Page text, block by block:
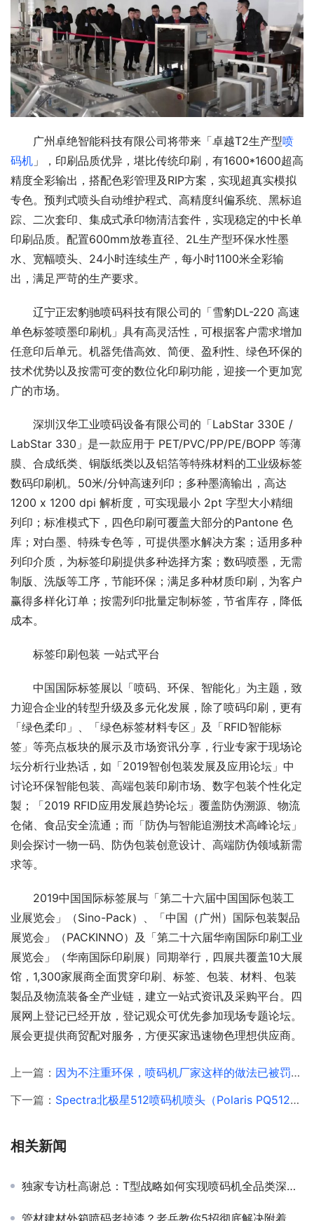
广州卓绝智能科技有限公司将带来「卓越T2生产型喷
码机 」，印刷品质优异，堪比传统印刷，有1600*1600超高
精度全彩输出，搭配色彩管理及RIP方案，实现超真实模拟
专色。预判式喷头自动维护程式、高精度纠偏系统、黑标追
踪、二次套印、集成式承印物清洁套件，实现稳定的中长单
印刷品质。配置600mm放卷直径、2L生产型环保水性墨
水、宽幅喷头、24小时连续生产，每小时1100米全彩输
出，满足严苛的生产要求。
辽宁正宏豹驰喷码科技有限公司的「雪豹DL-220 高速
单色标签喷墨印刷机」具有高灵活性，可根据客户需求增加
任意印后单元。机器凭借高效、简便、盈利性、绿色环保的
技术优势以及按需可变的数位化印刷功能，迎接一个更加宽
广的市场。
深圳汉华工业喷码设备有限公司的「LabStar 330E /
LabStar 330」是一款应用于 PET/PVC/PP/PE/BOPP 等薄
膜、合成纸类、铜版纸类以及铝箔等特殊材料的工业级标签
数码印刷机。50米/分钟高速列印；多种墨滴输出，高达
1200 x 1200 dpi 解析度，可实现最小 2pt 字型大小精细
列印；标准模式下，四色印刷可覆盖大部分的Pantone 色
库；对白墨、特殊专色等，可提供墨水解决方案；适用多种
列印介质，为标签印刷提供多种选择方案；数码喷墨，无需
制版、洗版等工序，节能环保；满足多种材质印刷，为客户
赢得多样化订单；按需列印批量定制标签，节省库存，降低
成本。
标签印刷包装 一站式平台
中国国际标签展以「喷码、环保、智能化」为主题，致
力迎合企业的转型升级及多元化发展，除了喷码印刷，更有
「绿色柔印」、「绿色标签材料专区」及「RFID智能标
签」等亮点板块的展示及市场资讯分享，行业专家于现场论
坛分析行业热话，如「2019智创包装发展及应用论坛」中
讨论环保智能包装、高端包装印刷市场、数字包装个性化定
製；「2019 RFID应用发展趋势论坛」覆盖防伪溯源、物流
仓储、食品安全流通；而「防伪与智能追溯技术高峰论坛」
则会探讨一物一码、防伪包装创意设计、高端防伪领域新需
求等。
2019中国国际标签展与「第二十六届中国国际包装工
业展览会」（Sino-Pack）、「中国（广州）国际包装製品
展览会」（PACKINNO）及「第二十六届华南国际印刷工业
展览会」（华南国际印刷展）同期举行，四展共覆盖10大展
馆，1,300家展商全面贯穿印刷、标签、包装、材料、包装
製品及物流装备全产业链，建立一站式资讯及采购平台。四
展网上登记已经开放，登记观众可优先参加现场专题论坛。
展会更提供商贸配对服务，方便买家迅速物色理想供应商。
上一篇： 因为不注重环保，喷码机厂家这样的做法已被罚款200万！
下一篇： Spectra北极星512喷码机喷头（Polaris PQ512）介绍
相关新闻
独家专访杜高谢总：T型战略如何实现喷码机全品类深度布局？
管材建材外箱喷码老掉漆？老兵教你5招彻底解决附着力难题！